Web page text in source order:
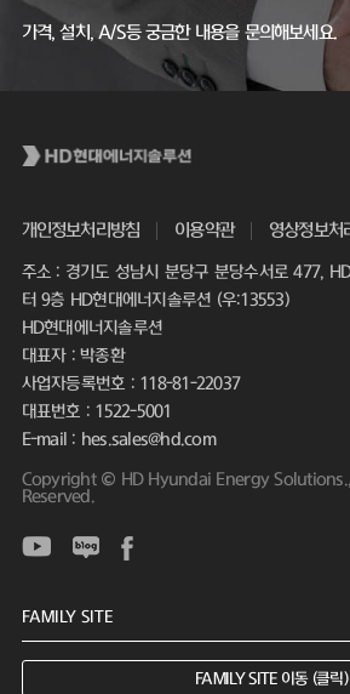
가격, 설치, A/S등 궁금한 내용을 문의해보세요.
개인정보처리방침 이용약관 영상정보처
주소 : 경기도 성남시 분당구 분당수서로 477,
터 9층 HD현대에너지솔루션 (우:13553)
HD현대에너지솔루션
대표자 : 박종환
사업자등록번호 : 118-81-22037
대표번호 : 1522-5001
E-mail : hes.sales@hd.com
Copyright © HD Hyundai Energy
Reserved.
FAMILY SITE 이동 (클릭)